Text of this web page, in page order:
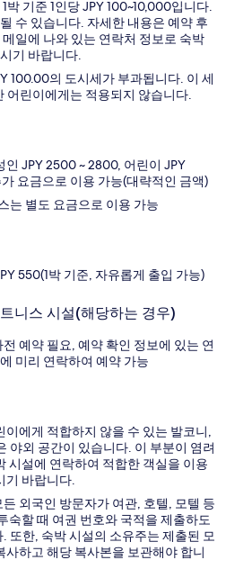
박 기준 1인당 JPY 100~10,000입니다.
수 있습니다. 자세한 내용은 예약 후
일에 나와 있는 연락처 정보로 숙박
기 바랍니다.
100.00의 도시세가 부과됩니다. 이 세
어린이에게는 적용되지 않습니다.
인 JPY 2500 ~ 2800, 어린이 JPY
요금으로 이용 가능(대략적인 금액)
는 별도 요금으로 이용 가능
550(1박 기준, 자유롭게 출입 가능)
니스 시설(해당하는 경우)
예약 필요, 예약 확인 정보에 있는 연
미리 연락하여 예약 가능
이에게 적합하지 않을 수 있는 발코니,
야외 공간이 있습니다. 이 부분이 염려
시설에 연락하여 적합한 객실을 이용
기 바랍니다.
외국인 방문자가 여관, 호텔, 모텔 등
숙할 때 여권 번호와 국적을 제출하도
또한, 숙박 시설의 소유주는 제출된 모
사하고 해당 복사본을 보관해야 합니